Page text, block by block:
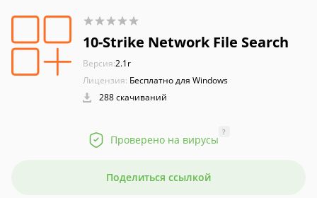
10-Strike Network File Search
Версия:2.1r
Лицензия: Бесплатно для Windows
288 скачиваний
Проверено на вирусы
?
Поделиться ссылкой